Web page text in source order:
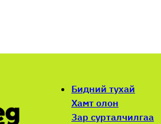
Бидний тухай
Хамт олон
Зар сурталчилгаа